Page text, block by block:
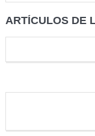
ARTÍCULOS DE